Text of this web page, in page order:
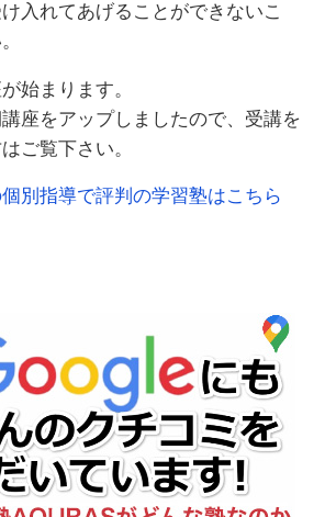
入れてあげることができないこ
始まります。
座をアップしましたので、受講を
ご覧下さい。
別指導で評判の学習塾はこちら